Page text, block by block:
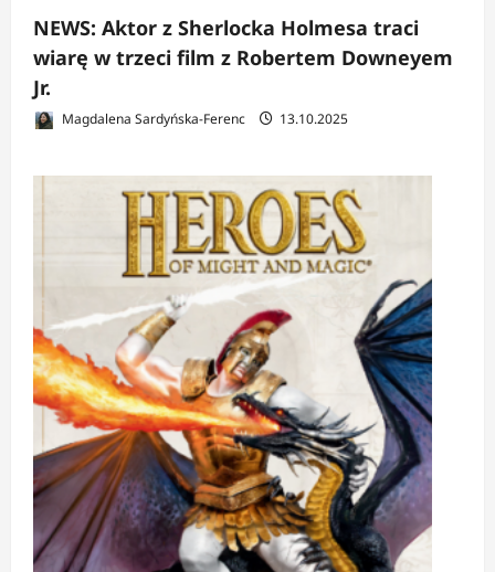
NEWS: Aktor z Sherlocka Holmesa traci
wiarę w trzeci film z Robertem Downeyem
Jr.
Magdalena Sardyńska-Ferenc 13.10.2025